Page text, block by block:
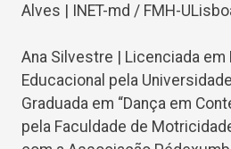
Alves | INET-md / FMH-
Ana Silvestre | Licenciada
Educacional pela
Graduada em “Dança em
pela Faculdade de